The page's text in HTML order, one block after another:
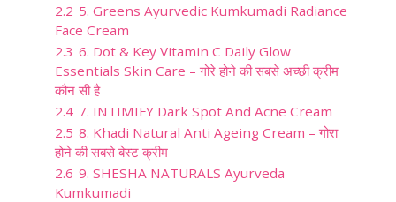
2.2 5. Greens Ayurvedic Kumkumadi Radiance
Face Cream
2.3 6. Dot & Key Vitamin C Daily Glow
Essentials Skin Care – गोरे होने की सबसे अच्छी क्रीम
कौन सी है
2.4 7. INTIMIFY Dark Spot And Acne Cream
2.5 8. Khadi Natural Anti Ageing Cream – गोरा
होने की सबसे बेस्ट क्रीम
2.6 9. SHESHA NATURALS Ayurveda
Kumkumadi